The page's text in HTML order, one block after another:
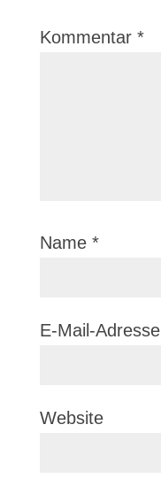
Kommentar *
Name *
E-Mail-Adresse
Website